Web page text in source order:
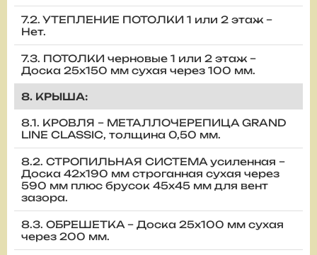
7.2. УТЕПЛЕНИЕ ПОТОЛКИ 1 или 2 этаж –
Нет.
7.3. ПОТОЛКИ черновые 1 или 2 этаж –
Доска 25х150 мм сухая через 100 мм.
8. КРЫША:
8.1. КРОВЛЯ – МЕТАЛЛОЧЕРЕПИЦА GRAND
LINE CLASSIC, толщина 0,50 мм.
8.2. СТРОПИЛЬНАЯ СИСТЕМА усиленная –
Доска 42х190 мм строганная сухая через
590 мм плюс брусок 45х45 мм для вент
зазора.
8.3. ОБРЕШЕТКА – Доска 25х100 мм сухая
через 200 мм.